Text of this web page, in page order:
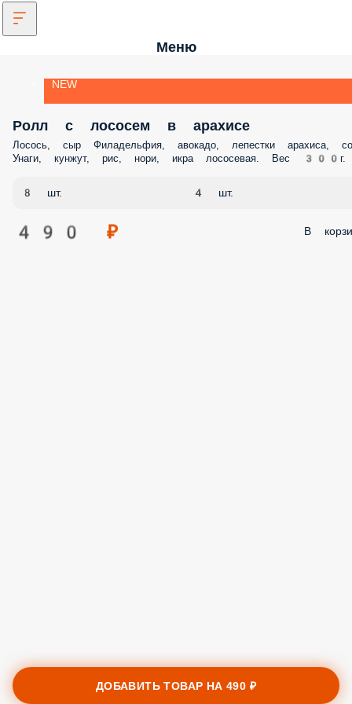
Меню
NEW
Ролл с лососем в арахисе
Лосось, сыр Филадельфия, авокадо, лепестки арахиса,
Унаги, кунжут, рис, нори, икра лососевая. Вес 300г.
8 шт. 4 шт.
490 ₽ В
ДОБАВИТЬ ТОВАР НА490 ₽